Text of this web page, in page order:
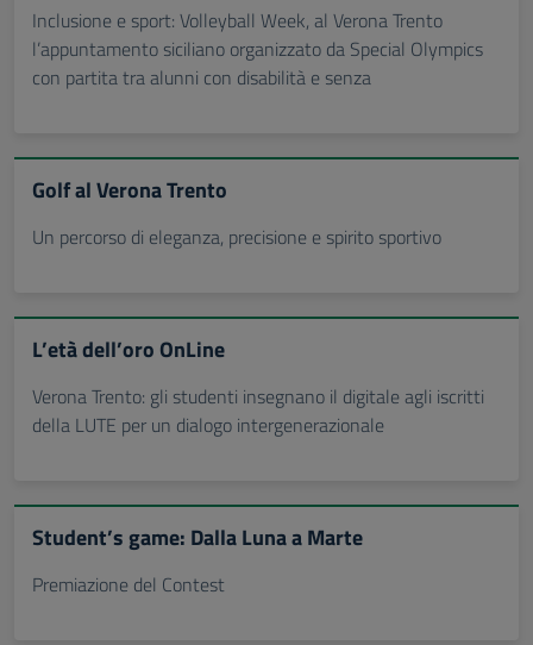
Inclusione e sport: Volleyball Week, al Verona Trento
l’appuntamento siciliano organizzato da Special Olympics
con partita tra alunni con disabilità e senza
Golf al Verona Trento
Un percorso di eleganza, precisione e spirito sportivo
L’età dell’oro OnLine
Verona Trento: gli studenti insegnano il digitale agli iscritti
della LUTE per un dialogo intergenerazionale
Student’s game: Dalla Luna a Marte
Premiazione del Contest